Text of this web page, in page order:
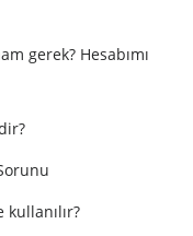
gerek? Hesabımı
kullanılır?